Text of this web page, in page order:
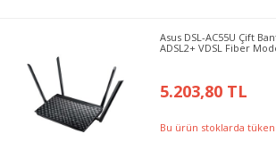
Asus DSL-AC55U Çift
ADSL2+ VDSL Fiber
5.203,80 TL
Bu ürün stoklarda